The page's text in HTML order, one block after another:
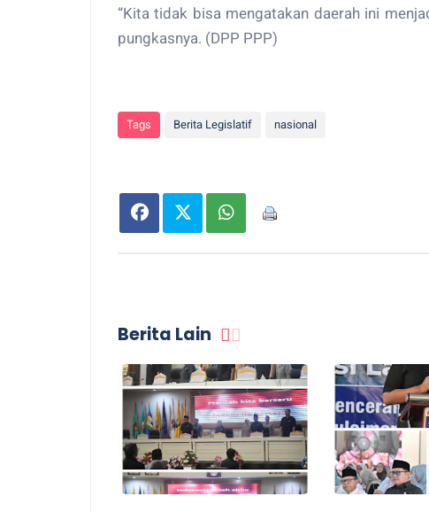
“Kita tidak bisa mengatakan daerah ini
pungkasnya. (DPP PPP)
Tags Berita Legislatif nasional
Berita Lain